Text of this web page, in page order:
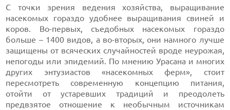
С точки зрения ведения хозяйства, выращивание
насекомых гораздо удобнее выращивания свиней и
коров. Во-первых, съедобных насекомых гораздо
больше – 1400 видов, а во-вторых, они намного лучше
защищены от всяческих случайностей вроде неурожая,
непогоды или эпидемий. По мнению Урасана и многих
других энтузиастов «насекомных ферм», стоит
пересмотреть современную концепцию питания,
отойти от устаревших традиций и преодолеть
предвзятое отношение к необычным источникам